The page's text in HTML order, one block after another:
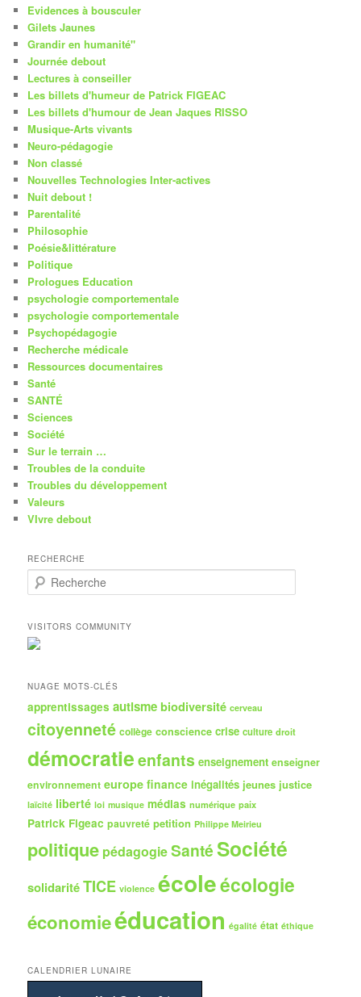
Evidences à bousculer
Gilets Jaunes
Grandir en humanité"
Journée debout
Lectures à conseiller
Les billets d'humeur de Patrick FIGEAC
Les billets d'humour de Jean Jaques RISSO
Musique-Arts vivants
Neuro-pédagogie
Non classé
Nouvelles Technologies Inter-actives
Nuit debout !
Parentalité
Philosophie
Poésie&littérature
Politique
Prologues Education
psychologie comportementale
psychologie comportementale
Psychopédagogie
Recherche médicale
Ressources documentaires
Santé
SANTÉ
Sciences
Société
Sur le terrain …
Troubles de la conduite
Troubles du développement
Valeurs
VIvre debout
RECHERCHE
e
h
e
r
h
VISITORS COMMUNITY
NUAGE MOTS-CLÉS
apprentissages autisme biodiversité cerveau
citoyenneté collège conscience crise culture droit
démocratieenfants enseignement enseigner
environnement europe finance inégalités jeunes justice
laïcité liberté loi musique médias numérique paix
Patrick Figeac pauvreté petition Philippe Meirieu
politique pédagogieSantéSociété
solidaritéTICE violence écoleécologie
économieéducation égalité état éthique
CALENDRIER LUNAIRE